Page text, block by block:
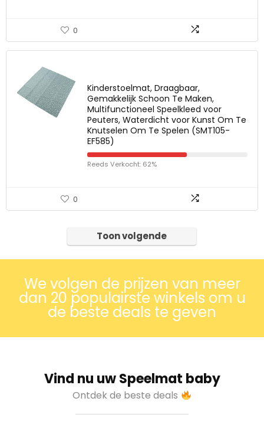
0
Kinderstoelmat, Draagbaar,
Gemakkelijk Schoon Te Maken,
Multifunctioneel Speelkleed voor
Peuters, Waterdicht voor Kunst Om Te
Knutselen Om Te Spelen (SMT105-
EF585)
Reeds Verkocht: 62%
0
Toon volgende
We volgen de prijzen van meer
dan 20 populairste winkels om u
de beste deals te geven
Vind nu uw Speelmat baby
Ontdek de beste deals